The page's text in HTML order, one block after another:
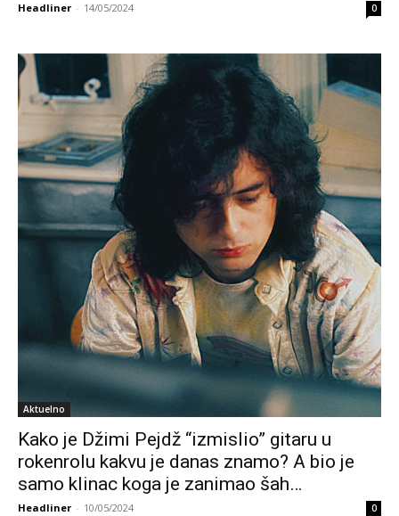
Headliner - 14/05/2024 0
Aktuelno
Kako je Džimi Pejdž “izmislio” gitaru u
rokenrolu kakvu je danas znamo? A bio je
samo klinac koga je zanimao šah…
Headliner - 10/05/2024 0